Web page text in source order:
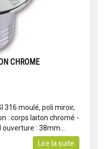
CHROME
316 moulé, poli miroir,
: corps laiton chromé -
: 38mm...
Lire la suite